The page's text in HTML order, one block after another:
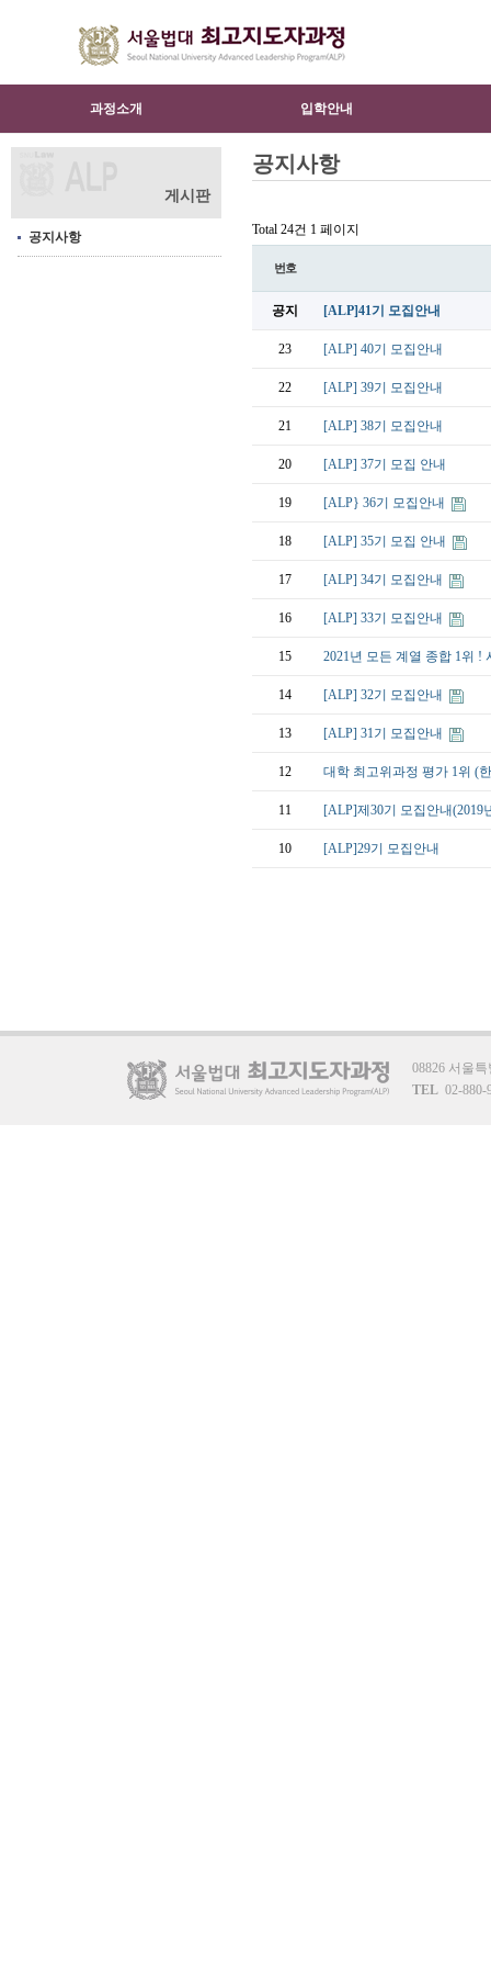
과정소개 입학안내
게시판
공지사항
공지사항
Total 24건 1 페이지
번호
공지 [ALP]41기 모집안내
23 [ALP] 40기 모집안내
22 [ALP] 39기 모집안내
21 [ALP] 38기 모집안내
20 [ALP] 37기 모집 안내
19 [ALP} 36기 모집안내
18 [ALP] 35기 모집 안내
17 [ALP] 34기 모집안내
16 [ALP] 33기 모집안내
15 2021년 모든 계열 종합 1위 !
14 [ALP] 32기 모집안내
13 [ALP] 31기 모집안내
12 대학 최고위과정 평가 1위 (
11 [ALP]제30기 모집안내(2019
10 [ALP]29기 모집안내
08826 서울
TEL 02-880-